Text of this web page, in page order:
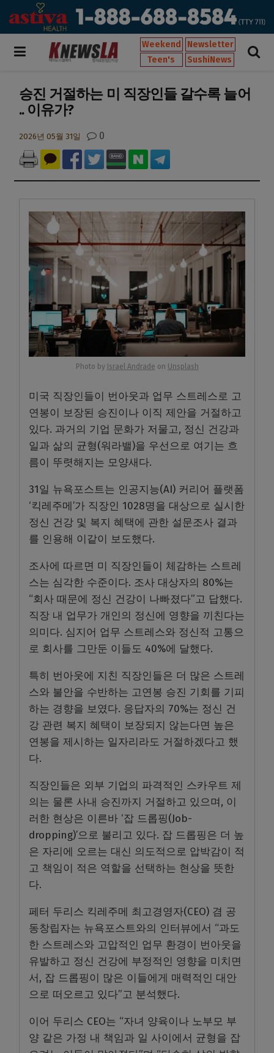
Weekend
Newsletter
Teen's
SushiNews
승진 거절하는 미 직장인들 갈수록 늘어
.. 이유가?
2026년 05월 31일 0
Photo by Israel Andrade on Unsplash
미국 직장인들이 번아웃과 업무 스트레스로 고
연봉이 보장된 승진이나 이직 제안을 거절하고
있다. 과거의 기업 문화가 저물고, 정신 건강과
일과 삶의 균형(워라밸)을 우선으로 여기는 흐
름이 뚜렷해지는 모양새다.
31일 뉴욕포스트는 인공지능(AI) 커리어 플랫폼
‘킥레주메’가 직장인 1028명을 대상으로 실시한
정신 건강 및 복지 혜택에 관한 설문조사 결과
를 인용해 이같이 보도했다.
조사에 따르면 미 직장인들이 체감하는 스트레
스는 심각한 수준이다. 조사 대상자의 80%는
“회사 때문에 정신 건강이 나빠졌다”고 답했다.
직장 내 업무가 개인의 정신에 영향을 끼친다는
의미다. 심지어 업무 스트레스와 정신적 고통으
로 회사를 그만둔 이들도 40%에 달했다.
특히 번아웃에 지친 직장인들은 더 많은 스트레
스와 불안을 수반하는 고연봉 승진 기회를 기피
하는 경향을 보였다. 응답자의 70%는 정신 건
강 관련 복지 혜택이 보장되지 않는다면 높은
연봉을 제시하는 일자리라도 거절하겠다고 했
다.
직장인들은 외부 기업의 파격적인 스카우트 제
의는 물론 사내 승진까지 거절하고 있으며, 이
러한 현상은 이른바 ‘잡 드롭핑(Job-
dropping)’으로 불리고 있다. 잡 드롭핑은 더 높
은 자리에 오르는 대신 의도적으로 압박감이 적
고 책임이 적은 역할을 선택하는 현상을 뜻한
다.
페터 두리스 킥레주메 최고경영자(CEO) 겸 공
동창립자는 뉴욕포스트와의 인터뷰에서 “과도
한 스트레스와 고압적인 업무 환경이 번아웃을
유발하고 정신 건강에 부정적인 영향을 미치면
서, 잡 드롭핑이 많은 이들에게 매력적인 대안
으로 떠오르고 있다”고 분석했다.
이어 두리스 CEO는 “자녀 양육이나 노부모 부
양 같은 가정 내 책임과 일 사이에서 균형을 잡